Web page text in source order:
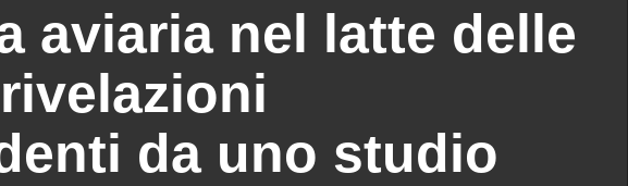
aviaria nel latte delle
da uno studio